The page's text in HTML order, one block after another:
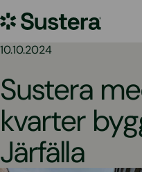
till
Sustera
Sweden
10.10.2024
Sustera
kvarter
Järfälla